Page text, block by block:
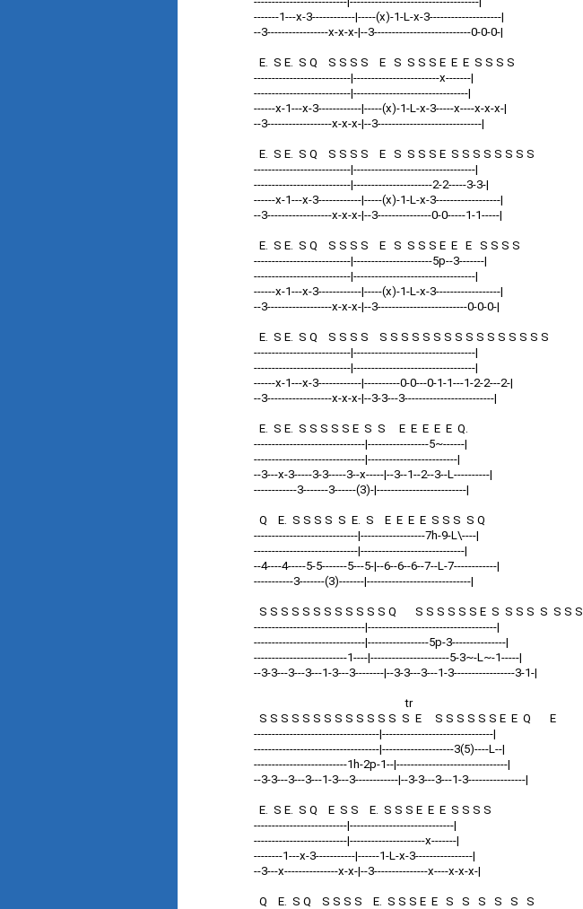
-------1---x-3------------|-----(x)-1-L-x-3--------------------|
--3-----------------x-x-x-|--3---------------------------0-0-0-|
E. S E. S Q S S S S E S S S S E E E S S S S
---------------------------|------------------------x-------|
---------------------------|--------------------------------|
------x-1---x-3------------|-----(x)-1-L-x-3-----x----x-x-x-|
--3------------------x-x-x-|--3-----------------------------|
E. S E. S Q S S S S E S S S S E S S S S S S S S
---------------------------|----------------------------------|
---------------------------|----------------------2-2-----3-3-|
------x-1---x-3------------|-----(x)-1-L-x-3------------------|
--3------------------x-x-x-|--3---------------0-0-----1-1-----|
E. S E. S Q S S S S E S S S S E E E S S S S
---------------------------|----------------------5p--3-------|
---------------------------|----------------------------------|
------x-1---x-3------------|-----(x)-1-L-x-3------------------|
--3------------------x-x-x-|--3-------------------------0-0-0-|
E. S E. S Q S S S S S S S S S S S S S S S S S S S S
---------------------------|----------------------------------|
---------------------------|----------------------------------|
------x-1---x-3------------|----------0-0---0-1-1---1-2-2---2-|
--3------------------x-x-x-|--3-3---3-------------------------|
E. S E. S S S S S E S S E E E E E Q.
-------------------------------|-----------------5~------|
-------------------------------|-------------------------|
--3---x-3-----3-3-----3--x-----|--3--1--2--3--L----------|
------------3-------3------(3)-|-------------------------|
Q E. S S S S S E. S E E E E S S S S Q
-----------------------------|------------------7h-9-L\----|
-----------------------------|-----------------------------|
--4----4-----5-5-------5---5-|--6--6--6--7--L-7------------|
-----------3-------(3)-------|-----------------------------|
S S S S S S S S S S S S Q S S S S S S E S S S S S S S S
-------------------------------|------------------------------------|
-------------------------------|-----------------5p-3---------------|
--------------------------1----|----------------------5-3~-L~-1-----|
--3-3---3---3---1-3---3--------|--3-3---3---1-3-----------------3-1-|
tr
S S S S S S S S S S S S S S E S S S S S S E E Q E
-----------------------------------|-------------------------------|
-----------------------------------|--------------------3(5)----L--|
--------------------------1h-2p-1--|-------------------------------|
--3-3---3---3---1-3---3------------|--3-3---3---1-3----------------|
E. S E. S Q E S S E. S S S E E E S S S S
--------------------------|-----------------------------|
--------------------------|---------------------x-------|
--------1---x-3-----------|------1-L-x-3----------------|
--3---x---------------x-x-|--3---------------x----x-x-x-|
Q E. S Q S S S S E. S S S E E S S S S S S